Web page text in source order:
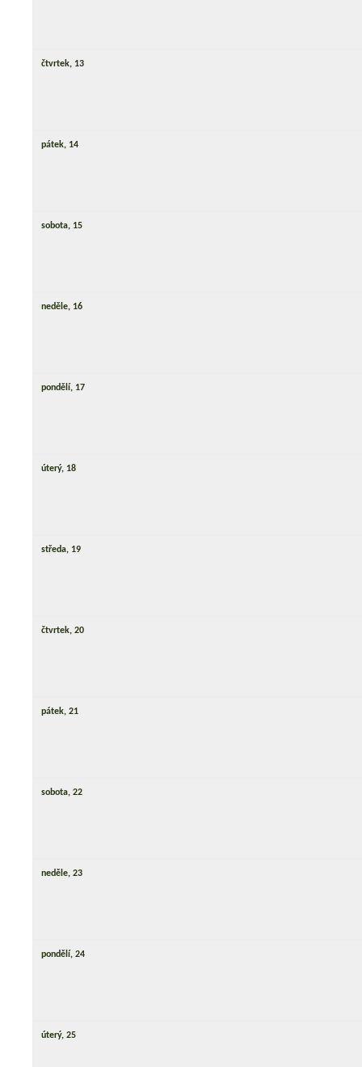
čtvrtek, 13
pátek, 14
sobota, 15
neděle, 16
pondělí, 17
úterý, 18
středa, 19
čtvrtek, 20
pátek, 21
sobota, 22
neděle, 23
pondělí, 24
úterý, 25